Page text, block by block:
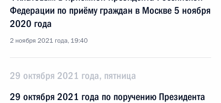
Федерации по приёму граждан в Москве 5 ноября
2020 года
2 ноября 2021 года, 19:40
29 октября 2021 года, пятница
29 октября 2021 года по поручению Президента